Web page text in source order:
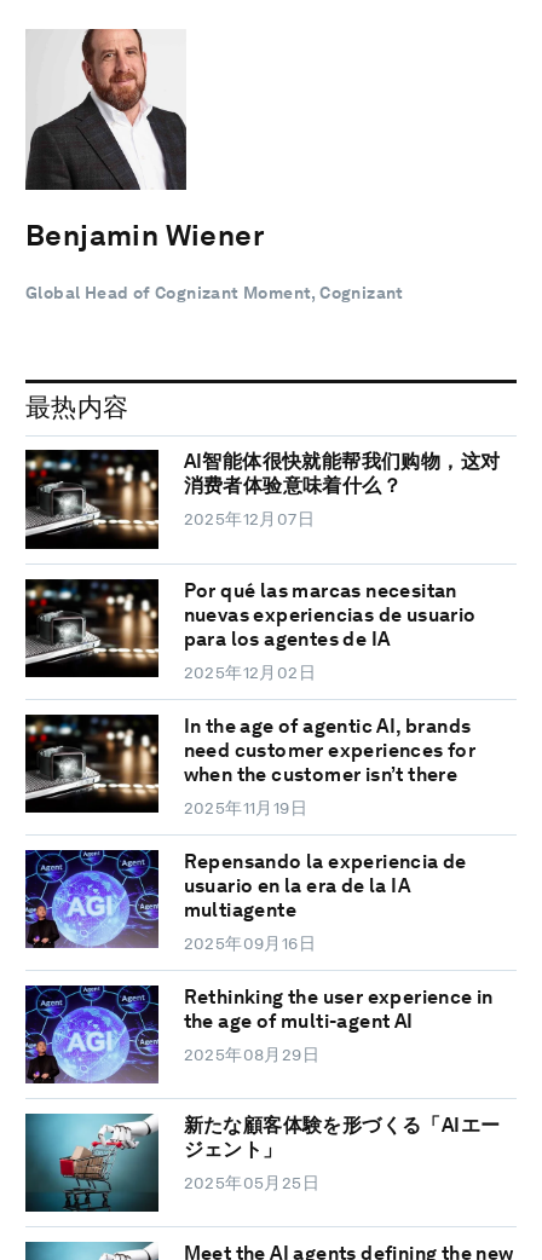
Benjamin Wiener
Global Head of Cognizant Moment, Cognizant
最热内容
AI智能体很快就能帮我们购物，这对
消费者体验意味着什么？
2025年12月07日
Por qué las marcas necesitan
nuevas experiencias de usuario
para los agentes de IA
2025年12月02日
In the age of agentic AI, brands
need customer experiences for
when the customer isn’t there
2025年11月19日
Repensando la experiencia de
usuario en la era de la IA
multiagente
2025年09月16日
Rethinking the user experience in
the age of multi-agent AI
2025年08月29日
新たな顧客体験を形づくる「AIエー
ジェント」
2025年05月25日
Meet the AI agents defining the new